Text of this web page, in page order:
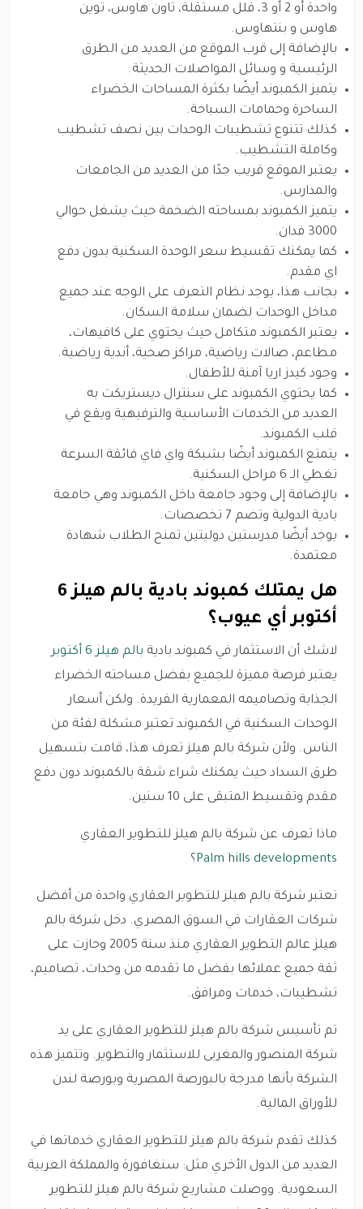
واحدة أو 2 أو 3، فلل مستقلة، تاون هاوس، توين
هاوس و بنتهاوس.
بالإضافة إلى قرب الموقع من العديد من الطرق
الرئيسية و وسائل المواصلات الحديثة.
يتميز الكمبوند أيضًا بكثرة المساحات الخضراء
الساحرة وحمامات السباحة.
كذلك تتنوع تشطيبات الوحدات بين نصف تشطيب
وكاملة التشطيب.
يعتبر الموقع قريب جدًا من العديد من الجامعات
والمدارس.
يتميز الكمبوند بمساحته الضخمة حيث يشغل حوالي
3000 فدان.
كما يمكنك تقسيط سعر الوحدة السكنية بدون دفع
اي مقدم.
بجانب هذا، يوجد نظام التعرف على الوجه عند جميع
مداخل الوحدات لضمان سلامة السكان.
يعتبر الكمبوند متكامل حيث يحتوي على كافيهات،
مطاعم، صالات رياضية، مراكز صحية، أندية رياضية.
وجود كيدز اريا آمنة للأطفال.
كما يحتوي الكمبوند على سنترال ديستريكت به
العديد من الخدمات الأساسية والترفيهية ويقع في
قلب الكمبوند.
يتمتع الكمبوند أيضًا بشبكة واي فاي فائقة السرعة
تغطي الـ 6 مراحل السكنية.
بالإضافة إلى وجود جامعة داخل الكمبوند وهي جامعة
بادية الدولية وتضم 7 تخصصات.
يوجد أيضًا مدرستين دوليتين تمنح الطلاب شهادة
معتمدة.
هل يمتلك كمبوند بادية بالم هيلز 6
أكتوبر أي عيوب؟
لاشك أن الاستثمار في كمبوند بادية بالم هيلز 6 أكتوبر
يعتبر فرصة مميزة للجميع بفضل مساحته الخضراء
الجذابة وتصاميمه المعمارية الفريدة. ولكن أسعار
الوحدات السكنية في الكمبوند تعتبر مشكلة لفئة من
الناس. ولأن شركة بالم هيلز تعرف هذا، قامت بتسهيل
طرق السداد حيث يمكنك شراء شقة بالكمبوند دون دفع
مقدم وتقسيط المتبقى على 10 سنين.
ماذا تعرف عن شركة بالم هيلز للتطوير العقاري
Palm hills developments؟
تعتبر شركة بالم هيلز للتطوير العقاري واحدة من أفضل
شركات العقارات في السوق المصري. دخل شركة بالم
هيلز عالم التطوير العقاري منذ سنة 2005 وحازت على
ثقة جميع عملائها بفضل ما تقدمه من وحدات، تصاميم،
تشطيبات، خدمات ومرافق.
تم تأسيس شركة بالم هيلز للتطوير العقاري على يد
شركة المنصور والمغربى للاستثمار والتطوير. وتتميز هذه
الشركة بأنها مدرجة بالبورصة المصرية وبورصة لندن
للأوراق المالية.
كذلك تقدم شركة بالم هيلز للتطوير العقاري خدماتها في
العديد من الدول الأخري مثل: سنغافورة والمملكة العربية
السعودية. ووصلت مشاريع شركة بالم هيلز للتطوير